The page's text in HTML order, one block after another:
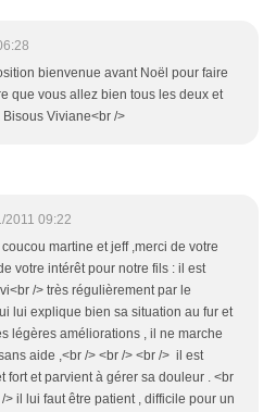
bienvenue avant Noël pour faire
que vous allez bien tous les deux et
Viviane<br />
2011 09:22
martine et jeff ,merci de votre
votre intérêt pour notre fils : il est
/> très régulièrement par le
lui explique bien sa situation au fur et
légères améliorations , il ne marche
aide ,<br /> <br /> <br /> il est
fort et parvient à gérer sa douleur . <br
> il lui faut être patient , difficile pour un